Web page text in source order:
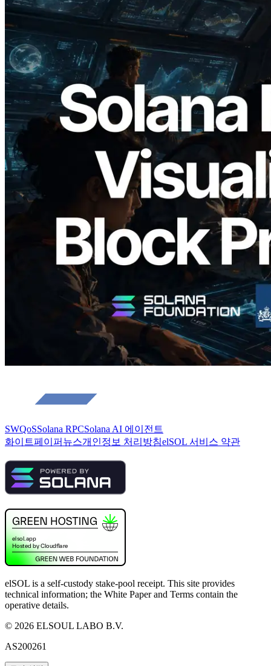
2026.05.24
Validators Solutions, Solana 블록 애널라
이저 공개 — slot 단위 블록 생성 시간과
담당 검증자 시각화
SWQoSSolana RPCSolana AI 에이전트
화이트페이퍼 뉴스개인정보 처리방침elSOL 서비스 약관
elSOL is a self-custody stake-pool receipt. This site provides
technical information; the White Paper and Terms contain the
operative details.
© 2026 ELSOUL LABO B.V.
AS200261